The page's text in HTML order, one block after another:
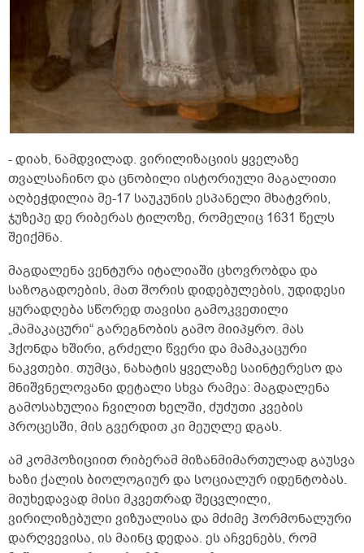
- დიახ, ნამდვილად. ვირილიზაციის ყველაზე
თვალსაჩინო და ცნობილი ისტორიული მაგალითი
აღბეჭდილია მე-17 საუკუნის ესპანელი მხატვრის,
ჯუზეპე დე რიბერას ტილოზე, რომელიც 1631 წელს
შეიქმნა.
მაგდალენა ვენტურა იტალიაში ცხოვრობდა და
საზოგადოების, მათ შორის დიდებულების, უდიდესი
ყურადღება სწორედ თავისი გამოკვეთილი
„მამაკაცური“ გარეგნობის გამო მიიპყრო. მას
ჰქონდა ხშირი, გრძელი წვერი და მამაკაცური
ნაკვთები. თუმცა, ნახატის ყველაზე საინტერესო და
მნიშვნელოვანი დეტალი სხვა რამეა: მაგდალენა
გამოსახულია ჩვილით ხელში, ძუძუთი კვების
პროცესში, მის გვერდით კი მეუღლე დგას.
ამ კომპოზიციით რიბერამ მიზანმიმართულად გაუსვა
ხაზი ქალის ბიოლოგიურ და სოციალურ იდენტობას.
მიუხედავად მისი მკვეთრად შეცვლილი,
ვირილიზებული ვიზუალისა და მძიმე ჰორმონალური
დარღვევისა, ის მაინც დედაა. ეს აჩვენებს, რომ